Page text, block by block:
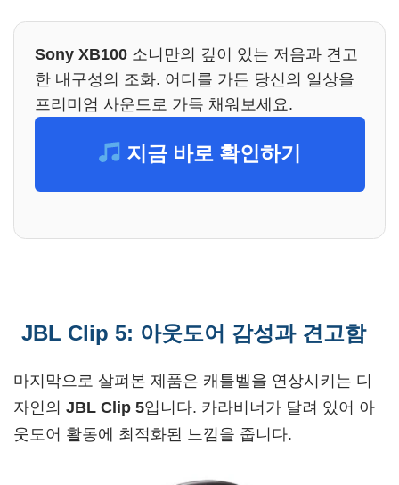
Sony XB100소니만의 깊이 있는 저음과 견고
한 내구성의 조화. 어디를 가든 당신의 일상을
프리미엄 사운드로 가득 채워보세요.
지금 바로 확인하기
JBL Clip 5: 아웃도어 감성과 견고함
마지막으로 살펴본 제품은 캐틀벨을 연상시키는 디
자인의 JBL Clip 5입니다. 카라비너가 달려 있어 아
웃도어 활동에 최적화된 느낌을 줍니다.